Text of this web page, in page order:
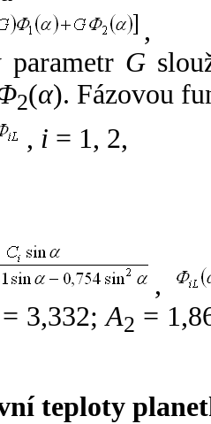
,
G
2(α). Fázovou
, i = 1, 2,
,
= 3,332;A2 =
teploty